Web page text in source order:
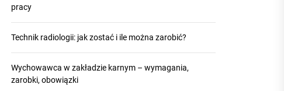
pracy
Technik radiologii: jak zostać i ile można zarobić?
Wychowawca w zakładzie karnym – wymagania,
zarobki, obowiązki